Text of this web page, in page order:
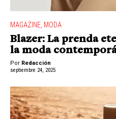
MAGAZINE MODA
Blazer: La prenda
la moda
Por Redacción
septiembre 24, 2025